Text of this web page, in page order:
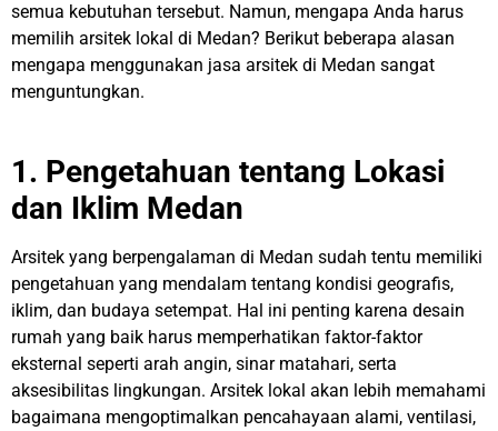
semua kebutuhan tersebut. Namun, mengapa Anda harus
memilih arsitek lokal di Medan? Berikut beberapa alasan
mengapa menggunakan jasa arsitek di Medan sangat
menguntungkan.
1. Pengetahuan tentang Lokasi
dan Iklim Medan
Arsitek yang berpengalaman di Medan sudah tentu memiliki
pengetahuan yang mendalam tentang kondisi geografis,
iklim, dan budaya setempat. Hal ini penting karena desain
rumah yang baik harus memperhatikan faktor-faktor
eksternal seperti arah angin, sinar matahari, serta
aksesibilitas lingkungan. Arsitek lokal akan lebih memahami
bagaimana mengoptimalkan pencahayaan alami, ventilasi,